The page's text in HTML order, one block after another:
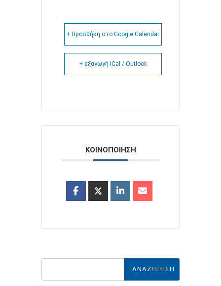
+ Προσθήκη στο Google Calendar
+ εξαγωγή iCal / Outlook
ΚΟΙΝΟΠΟΙΗΣΗ